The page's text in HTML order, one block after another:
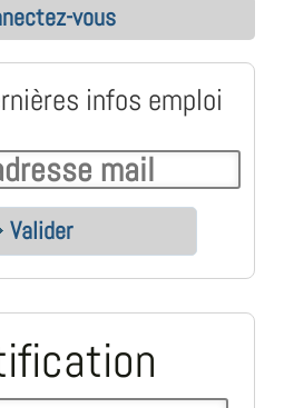
vous
infos emploi
Valider